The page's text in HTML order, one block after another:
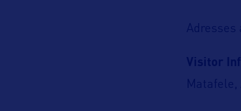
Adresses
Visitor
Matafele,